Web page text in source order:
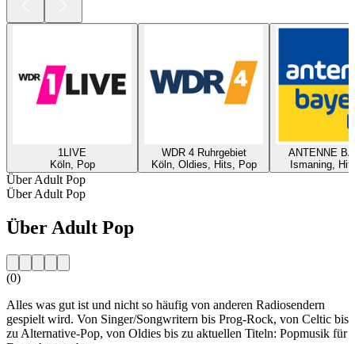
1LIVE
Köln, Pop
WDR 4 Ruhrgebiet
Köln, Oldies, Hits, Pop
ANTENNE
Ismaning,
Über Adult Pop
Über Adult Pop
Über Adult Pop
(0)
Alles was gut ist und nicht so häufig von anderen Radiosendern
gespielt wird. Von Singer/Songwritern bis Prog-Rock, von Celtic bis
zu Alternative-Pop, von Oldies bis zu aktuellen Titeln: Popmusik für